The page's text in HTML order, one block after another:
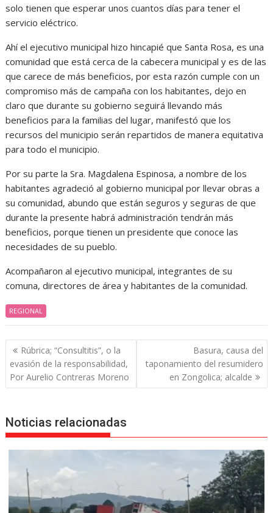
solo tienen que esperar unos cuantos días para tener el
servicio eléctrico.
Ahí el ejecutivo municipal hizo hincapié que Santa Rosa, es una
comunidad que está cerca de la cabecera municipal y es de las
que carece de más beneficios, por esta razón cumple con un
compromiso más de campaña con los habitantes, dejo en
claro que durante su gobierno seguirá llevando más
beneficios para la familias del lugar, manifestó que los
recursos del municipio serán repartidos de manera equitativa
para todo el municipio.
Por su parte la Sra. Magdalena Espinosa, a nombre de los
habitantes agradeció al gobierno municipal por llevar obras a
su comunidad, abundo que están seguros y seguras de que
durante la presente habrá administración tendrán más
beneficios, porque tienen un presidente que conoce las
necesidades de su pueblo.
Acompañaron al ejecutivo municipal, integrantes de su
comuna, directores de área y habitantes de la comunidad.
REGIONAL
Navegación
de
entradas
Rúbrica; “Consultitis”, o la
evasión de la responsabilidad,
Por Aurelio Contreras Moreno
Basura, causa del
taponamiento del resumidero
en Zongolica; alcalde
Noticias relacionadas